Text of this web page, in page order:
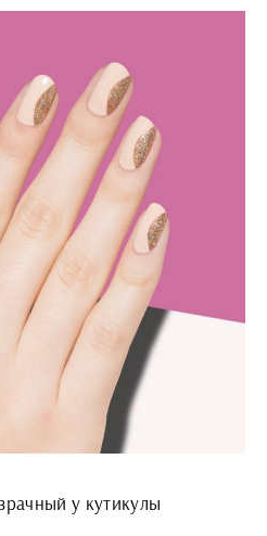
у кутикулы